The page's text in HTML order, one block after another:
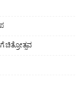
ಚಿತ್ರೋತ್ಸವ